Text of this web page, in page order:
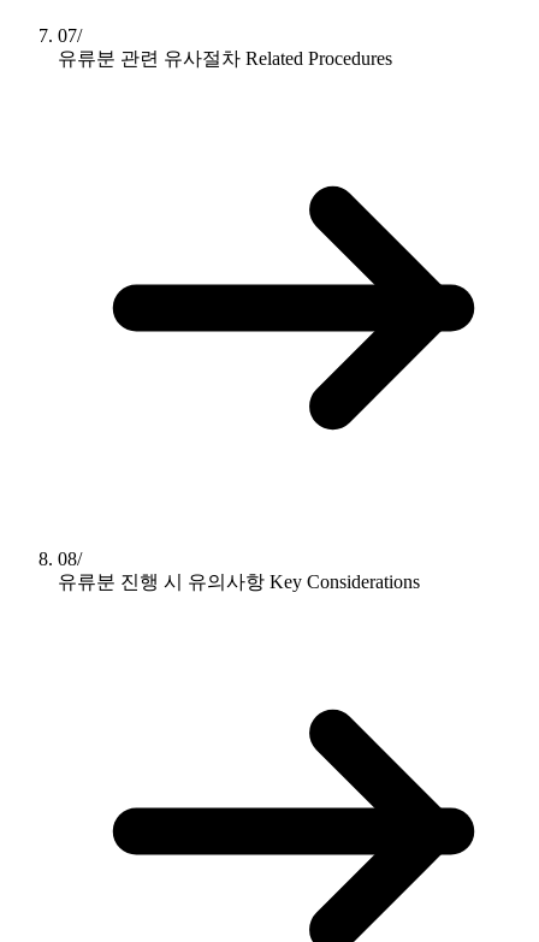
07/
유류분 관련 유사절차 Related Procedures
08/
유류분 진행 시 유의사항 Key Considerations